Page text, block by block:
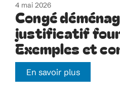
4 mai 2026
Congé
justificatif
Exemples et
En savoir plus